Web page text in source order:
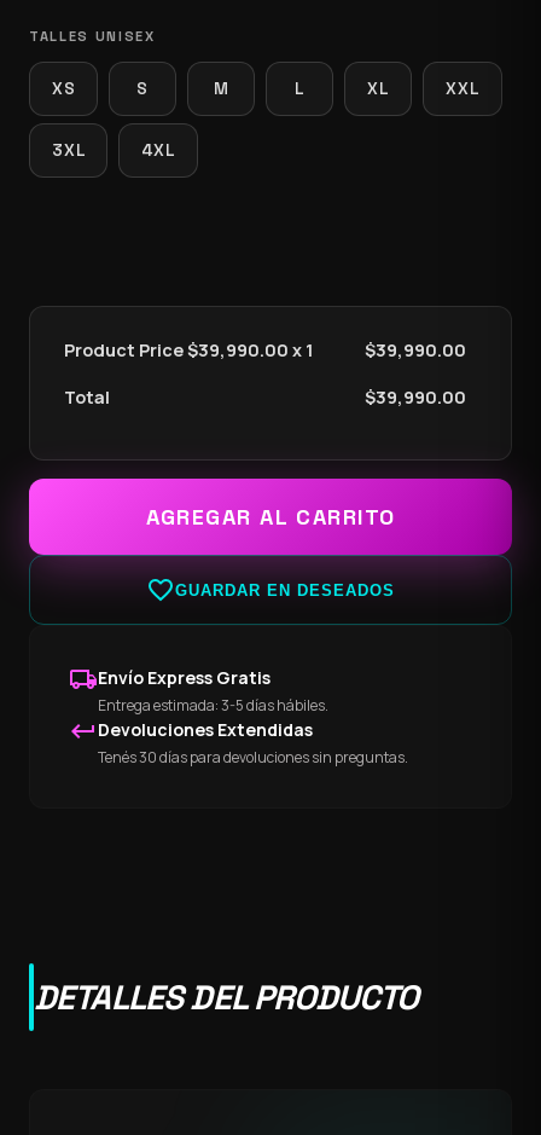
TALLES UNISEX
XS S M L XL XXL
3XL 4XL
Product Price $39,990.00 x 1 $39,990.00
Total $39,990.00
AGREGAR AL CARRITO
favorite_borderGUARDAR EN DESEADOS
local_shippingEnvío Express Gratis
Entrega estimada: 3-5 días hábiles.
keyboard_return Devoluciones Extendidas
Tenés 30 días para devoluciones sin preguntas.
DETALLES DEL PRODUCTO